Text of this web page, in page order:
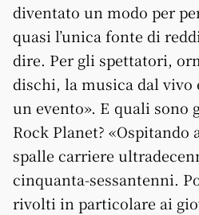
diventato un modo per
quasi l’unica fonte di
dire. Per gli spettatori,
dischi, la musica dal vivo
un evento». E quali sono
Rock Planet? «Ospitando
spalle carriere
cinquanta-sessantenni.
rivolti in particolare ai